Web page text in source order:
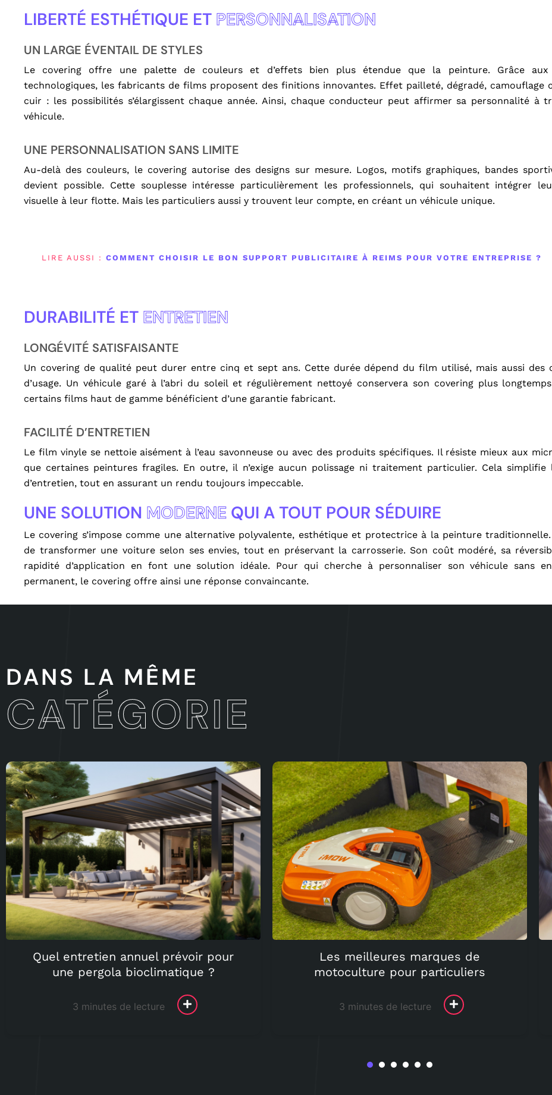
LIBERTÉ ESTHÉTIQUE ET PERSONNALISATION
UN LARGE ÉVENTAIL DE STYLES
Le covering offre une palette de couleurs et d’effets bien plus étendue que la peinture. Grâce aux
technologiques, les fabricants de films proposent des finitions innovantes. Effet pailleté, dégradé, camouflage
cuir : les possibilités s’élargissent chaque année. Ainsi, chaque conducteur peut affirmer sa personnalité à
véhicule.
UNE PERSONNALISATION SANS LIMITE
Au-delà des couleurs, le covering autorise des designs sur mesure. Logos, motifs graphiques, bandes
devient possible. Cette souplesse intéresse particulièrement les professionnels, qui souhaitent intégrer
visuelle à leur flotte. Mais les particuliers aussi y trouvent leur compte, en créant un véhicule unique.
LIRE AUSSI : COMMENT CHOISIR LE BON SUPPORT PUBLICITAIRE À REIMS POUR VOTRE ENTREPRISE ?
DURABILITÉ ET ENTRETIEN
LONGÉVITÉ SATISFAISANTE
Un covering de qualité peut durer entre cinq et sept ans. Cette durée dépend du film utilisé, mais aussi des
d’usage. Un véhicule garé à l’abri du soleil et régulièrement nettoyé conservera son covering plus
certains films haut de gamme bénéficient d’une garantie fabricant.
FACILITÉ D’ENTRETIEN
Le film vinyle se nettoie aisément à l’eau savonneuse ou avec des produits spécifiques. Il résiste mieux aux
que certaines peintures fragiles. En outre, il n’exige aucun polissage ni traitement particulier. Cela
d’entretien, tout en assurant un rendu toujours impeccable.
UNE SOLUTION MODERNE QUI A TOUT POUR SÉDUIRE
Le covering s’impose comme une alternative polyvalente, esthétique et protectrice à la peinture
de transformer une voiture selon ses envies, tout en préservant la carrosserie. Son coût modéré, sa
rapidité d’application en font une solution idéale. Pour qui cherche à personnaliser son véhicule sans
permanent, le covering offre ainsi une réponse convaincante.
DANS LA MÊME
CATÉGORIE
Quel entretien annuel prévoir pour
une pergola bioclimatique ?
3 minutes de lecture
Les meilleures marques de
motoculture pour particuliers
3 minutes de lecture